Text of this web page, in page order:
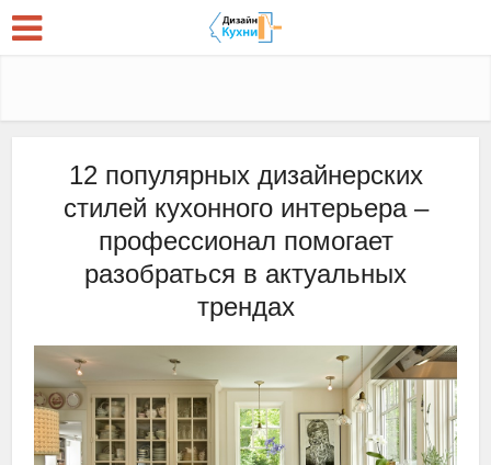
12 популярных дизайнерских
стилей кухонного интерьера –
профессионал помогает
разобраться в актуальных
трендах